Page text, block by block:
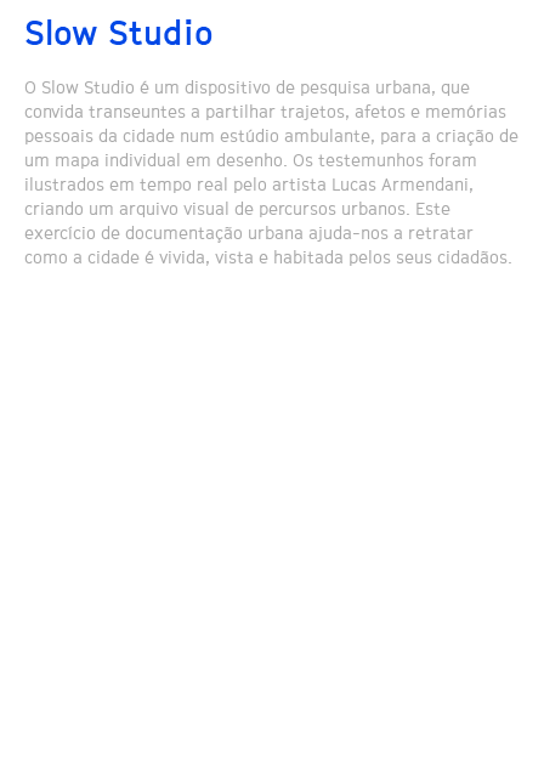
Slow Studio
O Slow Studio é um dispositivo de pesquisa urbana, que
convida transeuntes a partilhar trajetos, afetos e memórias
pessoais da cidade num estúdio ambulante, para a criação de
um mapa individual em desenho. Os testemunhos foram
ilustrados em tempo real pelo artista Lucas Armendani,
criando um arquivo visual de percursos urbanos. Este
exercício de documentação urbana ajuda-nos a retratar
como a cidade é vivida, vista e habitada pelos seus cidadãos.